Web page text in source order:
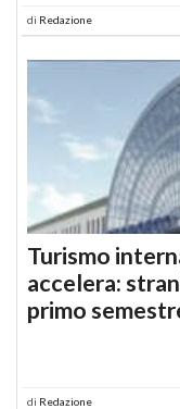
di Redazione
Turismo
accelera:
primo
di Redazione